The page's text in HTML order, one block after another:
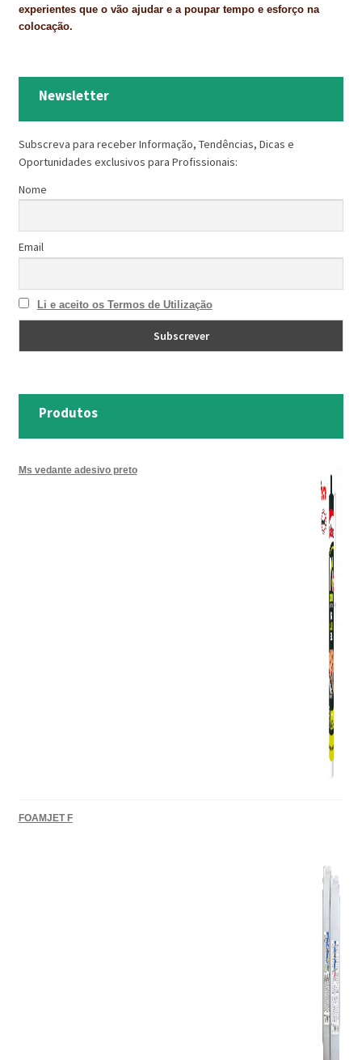
experientes que o vão ajudar e a poupar tempo e esforço na
colocação.
Newsletter
Subscreva para receber Informação, Tendências, Dicas e
Oportunidades exclusivos para Profissionais:
Nome
Email
Li e aceito os Termos de Utilização
Produtos
Ms vedante adesivo preto
FOAMJET F